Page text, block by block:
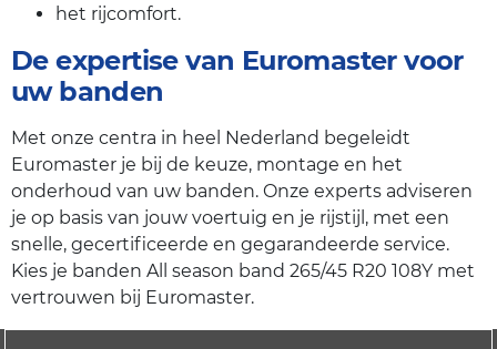
het rijcomfort.
De expertise van Euromaster voor
uw banden
Met onze centra in heel Nederland begeleidt
Euromaster je bij de keuze, montage en het
onderhoud van uw banden. Onze experts adviseren
je op basis van jouw voertuig en je rijstijl, met een
snelle, gecertificeerde en gegarandeerde service.
Kies je banden All season band 265/45 R20 108Y met
vertrouwen bij Euromaster.